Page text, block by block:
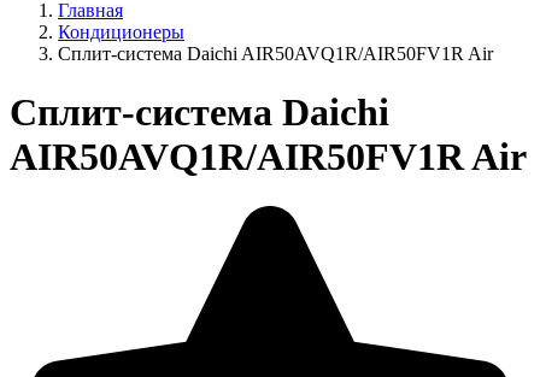
Главная
Кондиционеры
Cплит-система Daichi AIR50AVQ1R/AIR50FV1R Air
Cплит-система Daichi
AIR50AVQ1R/AIR50FV1R Air